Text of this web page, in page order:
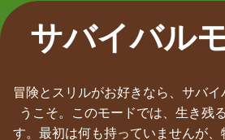
サバイバル
冒険とスリルがお好きなら、サバイ
うこそ。このモードでは、生き残
す。最初は何も持っていませんが